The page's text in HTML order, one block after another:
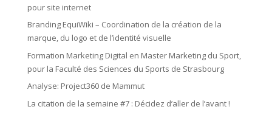
pour site internet
Branding EquiWiki – Coordination de la création de la
marque, du logo et de l’identité visuelle
Formation Marketing Digital en Master Marketing du Sport,
pour la Faculté des Sciences du Sports de Strasbourg
Analyse: Project360 de Mammut
La citation de la semaine #7 : Décidez d’aller de l’avant !